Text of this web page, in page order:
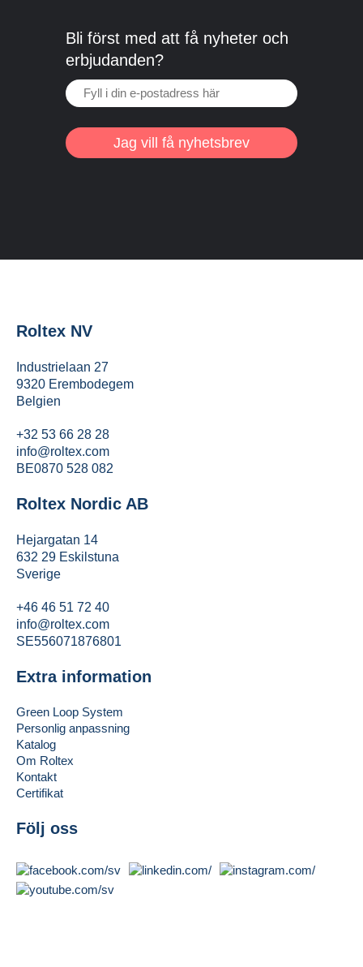
Bli först med att få nyheter och
erbjudanden?
Jag vill få nyhetsbrev
Roltex NV
Industrielaan 27
9320 Erembodegem
Belgien
+32 53 66 28 28
info@roltex.com
BE0870 528 082
Roltex Nordic AB
Hejargatan 14
632 29 Eskilstuna
Sverige
+46 46 51 72 40
info@roltex.com
SE556071876801
Extra information
Green Loop System
Personlig anpassning
Katalog
Om Roltex
Kontakt
Certifikat
Följ oss